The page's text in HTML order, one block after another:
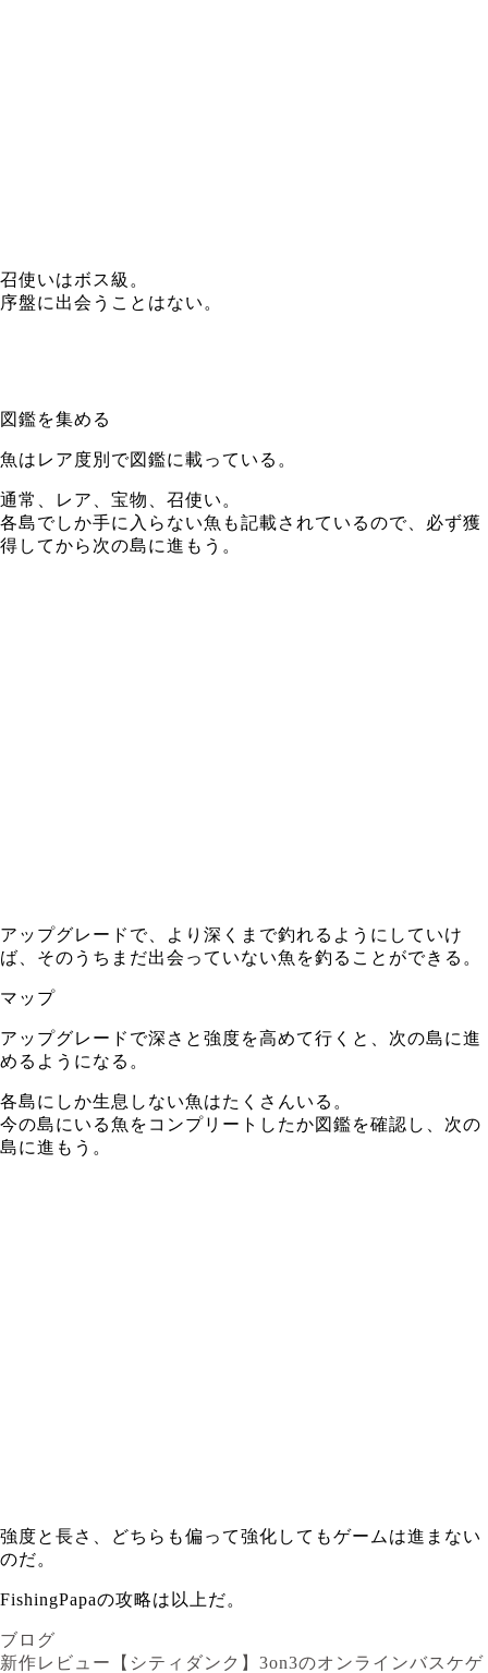
召使いはボス級。
序盤に出会うことはない。
図鑑を集める
魚はレア度別で図鑑に載っている。
通常、レア、宝物、召使い。
各島でしか手に入らない魚も記載されているので、必ず獲
得してから次の島に進もう。
アップグレードで、より深くまで釣れるようにしていけ
ば、そのうちまだ出会っていない魚を釣ることができる。
マップ
アップグレードで深さと強度を高めて行くと、次の島に進
めるようになる。
各島にしか生息しない魚はたくさんいる。
今の島にいる魚をコンプリートしたか図鑑を確認し、次の
島に進もう。
強度と長さ、どちらも偏って強化してもゲームは進まない
のだ。
FishingPapaの攻略は以上だ。
ブログ
新作レビュー【シティダンク】3on3のオンラインバスケゲ